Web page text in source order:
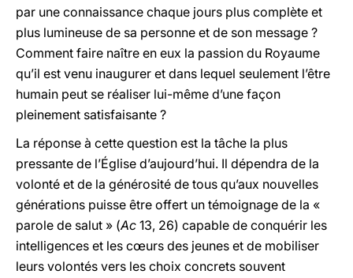
par une connaissance chaque jours plus complète et
plus lumineuse de sa personne et de son message ?
Comment faire naître en eux la passion du Royaume
qu’il est venu inaugurer et dans lequel seulement l’être
humain peut se réaliser lui-même d’une façon
pleinement satisfaisante ?
La réponse à cette question est la tâche la plus
pressante de l’Église d’aujourd’hui. Il dépendra de la
volonté et de la générosité de tous qu’aux nouvelles
générations puisse être offert un témoignage de la «
parole de salut » (Ac 13, 26) capable de conquérir les
intelligences et les cœurs des jeunes et de mobiliser
leurs volontés vers les choix concrets souvent